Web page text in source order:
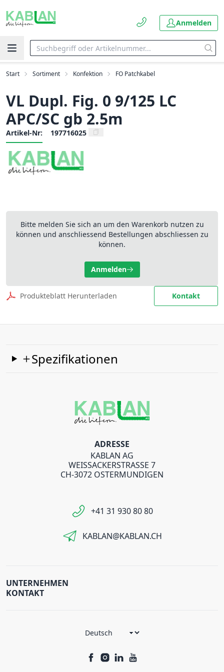
Anmelden
Start Sortiment Konfektion FO Patchkabel
VL Dupl. Fig. 0 9/125 LC
APC/SC gb 2.5m
Artikel-Nr: 197716025
Bitte melden Sie sich an um den Warenkorb nutzen zu
können und anschliessend Bestellungen abschliessen zu
können.
Anmelden
Produkteblatt Herunterladen Kontakt
Spezifikationen
ADRESSE
KABLAN AG
WEISSACKERSTRASSE 7
CH-3072 OSTERMUNDIGEN
+41 31 930 80 80
KABLAN@KABLAN.CH
UNTERNEHMEN
KONTAKT